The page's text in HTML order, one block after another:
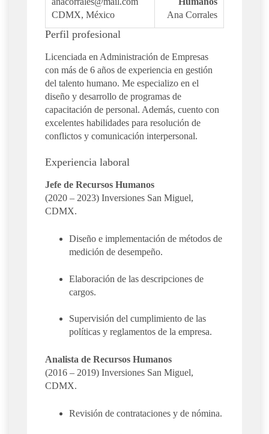
CDMX, México
Ana Corrales
Perfil profesional
Licenciada en Administración de Empresas
con más de 6 años de experiencia en gestión
del talento humano. Me especializo en el
diseño y desarrollo de programas de
capacitación de personal. Además, cuento con
excelentes habilidades para resolución de
conflictos y comunicación interpersonal.
Experiencia laboral
Jefe de Recursos Humanos
(2020 – 2023) Inversiones San Miguel,
CDMX.
Diseño e implementación de métodos de
medición de desempeño.
Elaboración de las descripciones de
cargos.
Supervisión del cumplimiento de las
políticas y reglamentos de la empresa.
Analista de Recursos Humanos
(2016 – 2019) Inversiones San Miguel,
CDMX.
Revisión de contrataciones y de nómina.